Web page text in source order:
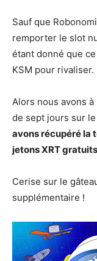
Sauf que
remporter le slot
étant donné que
KSM pour rivaliser.
Alors nous avons à
de sept jours sur
avons récupéré la
jetons XRT
Cerise sur le
supplémentaire !